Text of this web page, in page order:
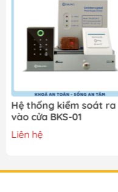
Hệ thống kiểm soát ra
vào cửa BKS-01
Liên hệ